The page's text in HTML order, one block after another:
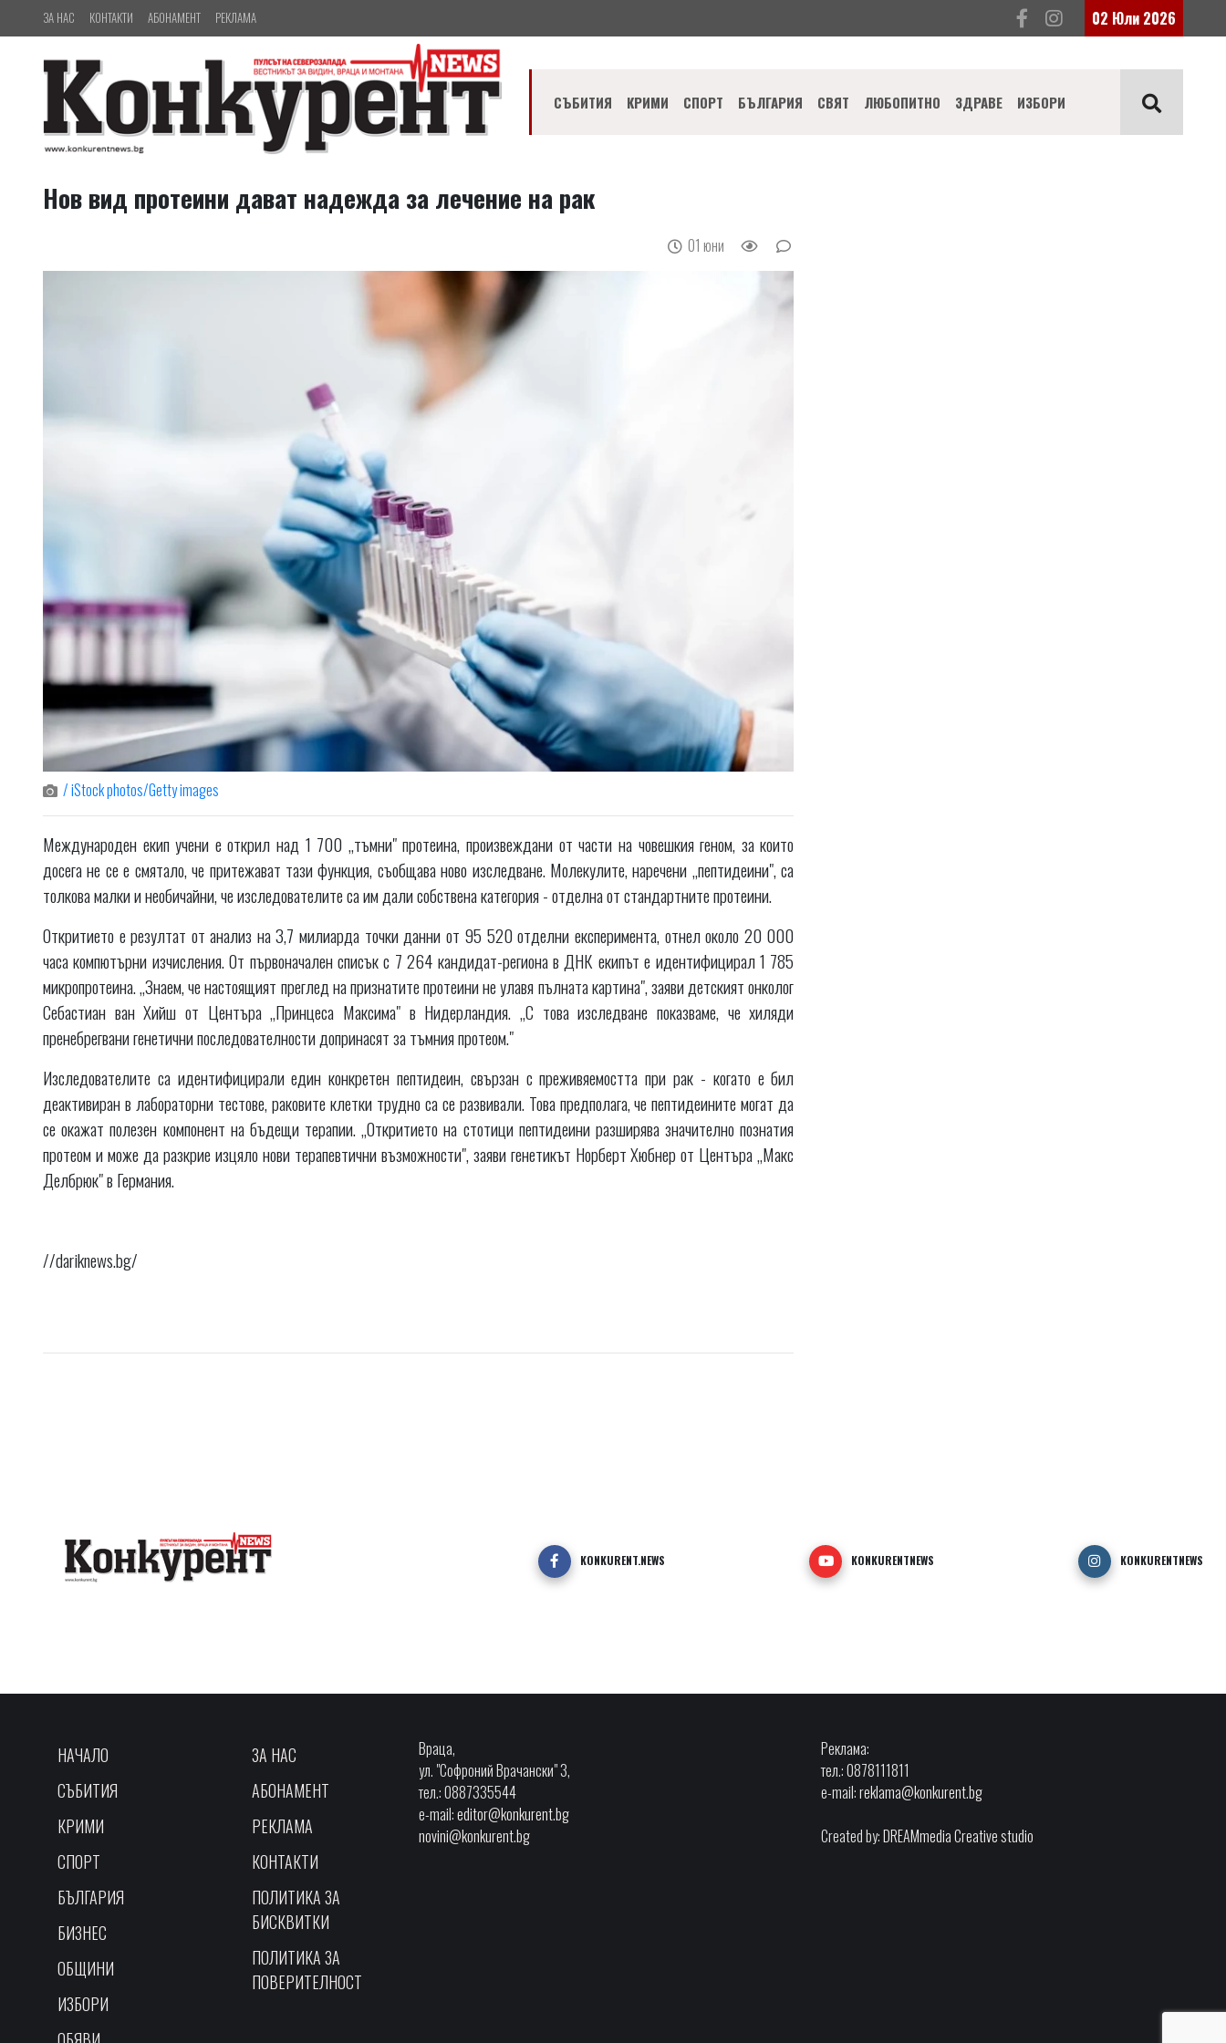
ЗА НАС КОНТАКТИ АБОНАМЕНТ РЕКЛАМА 02 Юли 2026
СЪБИТИЯ КРИМИ СПОРТ БЪЛГАРИЯ СВЯТ ЛЮБОПИТНО ЗДРАВЕ ИЗБОРИ
Нов вид протеини дават надежда за лечение на рак
01 юни
/ iStock photos/Getty images
Международен екип учени е открил над 1 700 „тъмни" протеина, произвеждани от части на човешкия геном, за които
досега не се е смятало, че притежават тази функция, съобщава ново изследване. Молекулите, наречени „пептидеини", са
толкова малки и необичайни, че изследователите са им дали собствена категория - отделна от стандартните протеини.
Откритието е резултат от анализ на 3,7 милиарда точки данни от 95 520 отделни експеримента, отнел около 20 000
часа компютърни изчисления. От първоначален списък с 7 264 кандидат-региона в ДНК екипът е идентифицирал 1 785
микропротеина. „Знаем, че настоящият преглед на признатите протеини не улавя пълната картина", заяви детският онколог
Себастиан ван Хийш от Центъра „Принцеса Максима" в Нидерландия. „С това изследване показваме, че хиляди
пренебрегвани генетични последователности допринасят за тъмния протеом."
Изследователите са идентифицирали един конкретен пептидеин, свързан с преживяемостта при рак - когато е бил
деактивиран в лабораторни тестове, раковите клетки трудно са се развивали. Това предполага, че пептидеините могат да
се окажат полезен компонент на бъдещи терапии. „Откритието на стотици пептидеини разширява значително познатия
протеом и може да разкрие изцяло нови терапевтични възможности", заяви генетикът Норберт Хюбнер от Центъра „Макс
Делбрюк" в Германия.
//dariknews.bg/
KONKURENT.NEWS KONKURENTNEWS KONKURENTNEWS
НАЧАЛО
СЪБИТИЯ
КРИМИ
СПОРТ
БЪЛГАРИЯ
БИЗНЕС
ОБЩИНИ
ИЗБОРИ
ЗА НАС
АБОНАМЕНТ
РЕКЛАМА
КОНТАКТИ
ПОЛИТИКА ЗА
БИСКВИТКИ
ПОЛИТИКА ЗА
ПОВЕРИТЕЛНОСТ
Враца,
ул. "Софроний Врачански" 3,
тел.: 0887335544
e-mail:editor@konkurent.bg
novini@konkurent.bg
Реклама:
тел.: 0878111811
e-mail:reklama@konkurent.bg
Created by:DREAMmedia Creative studio